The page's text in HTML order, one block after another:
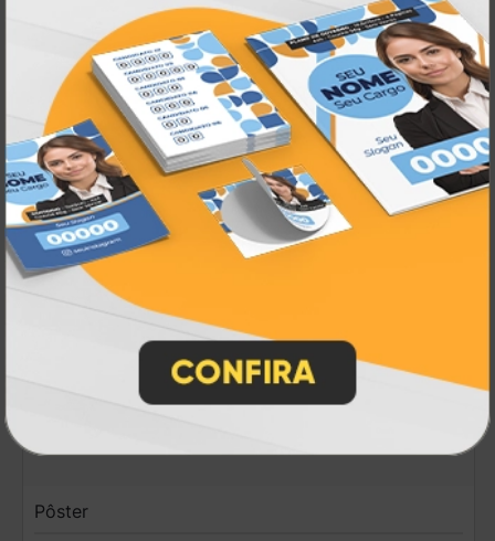
A partir de:
R$ 77,00
m²
Pôster